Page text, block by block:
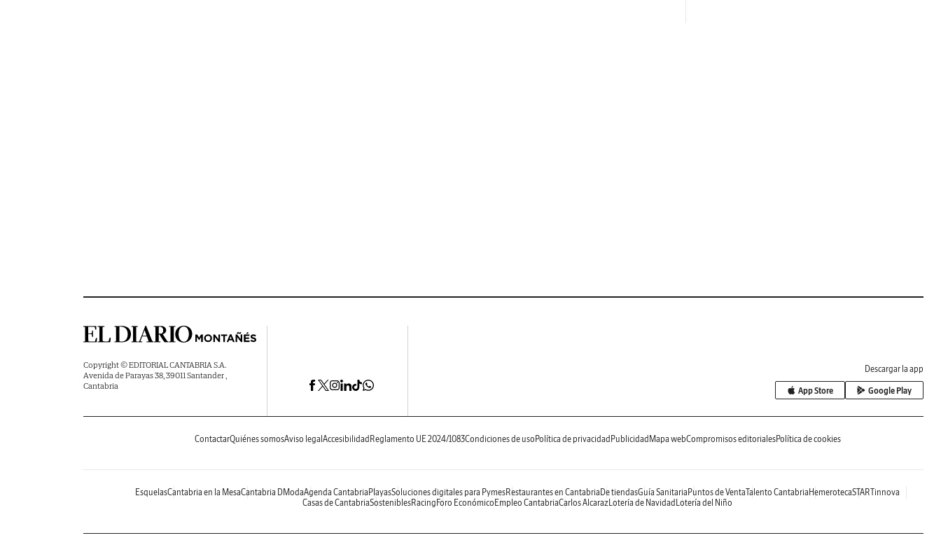
Copyright © EDITORIAL CANTABRIA S.A.
Avenida de Parayas 38, 39011 Santander ,
Cantabria
Descargar la app
App Store Google Play
ContactarQuiénes somosAviso legal Accesibilidad Reglamento UE 2024/1083Condiciones de uso Política de privacidad Publicidad Mapa webCompromisos editorialesPolítica de cookies
EsquelasCantabria en la MesaCantabria DModaAgenda Cantabria PlayasSoluciones digitales para PymesRestaurantes en Cantabria De tiendasGuía Sanitaria Puntos de VentaTalento Cantabria HemerotecaSTARTinnova
Casas de CantabriaSosteniblesRacing Foro Económico Empleo CantabriaCarlos AlcarazLotería de Navidad Lotería del Niño